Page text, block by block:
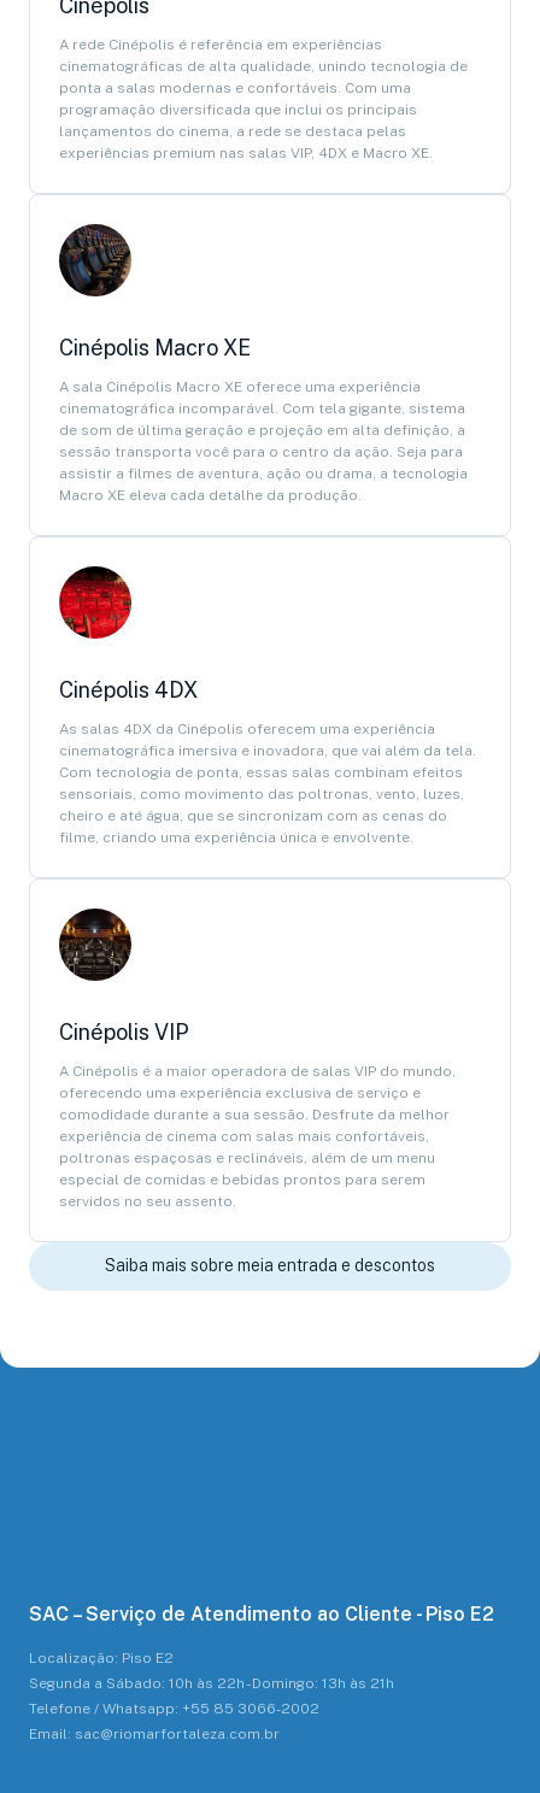
A rede Cinépolis é referência em experiências
cinematográficas de alta qualidade, unindo tecnologia de
ponta a salas modernas e confortáveis. Com uma
programação diversificada que inclui os principais
lançamentos do cinema, a rede se destaca pelas
experiências premium nas salas VIP, 4DX e Macro XE.
Cinépolis Macro XE
A sala Cinépolis Macro XE oferece uma experiência
cinematográfica incomparável. Com tela gigante, sistema
de som de última geração e projeção em alta definição, a
sessão transporta você para o centro da ação. Seja para
assistir a filmes de aventura, ação ou drama, a tecnologia
Macro XE eleva cada detalhe da produção.
Cinépolis 4DX
As salas 4DX da Cinépolis oferecem uma experiência
cinematográfica imersiva e inovadora, que vai além da tela.
Com tecnologia de ponta, essas salas combinam efeitos
sensoriais, como movimento das poltronas, vento, luzes,
cheiro e até água, que se sincronizam com as cenas do
filme, criando uma experiência única e envolvente.
Cinépolis VIP
A Cinépolis é a maior operadora de salas VIP do mundo,
oferecendo uma experiência exclusiva de serviço e
comodidade durante a sua sessão. Desfrute da melhor
experiência de cinema com salas mais confortáveis,
poltronas espaçosas e reclináveis, além de um menu
especial de comidas e bebidas prontos para serem
servidos no seu assento.
Saiba mais sobre meia entrada e descontos
SAC – Serviço de Atendimento ao Cliente - Piso E2
Localização: Piso E2
Segunda a Sábado: 10h às 22h - Domingo: 13h às 21h
Telefone / Whatsapp: +55 85 3066-2002
Email: sac@riomarfortaleza.com.br